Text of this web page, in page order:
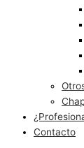
Contacto